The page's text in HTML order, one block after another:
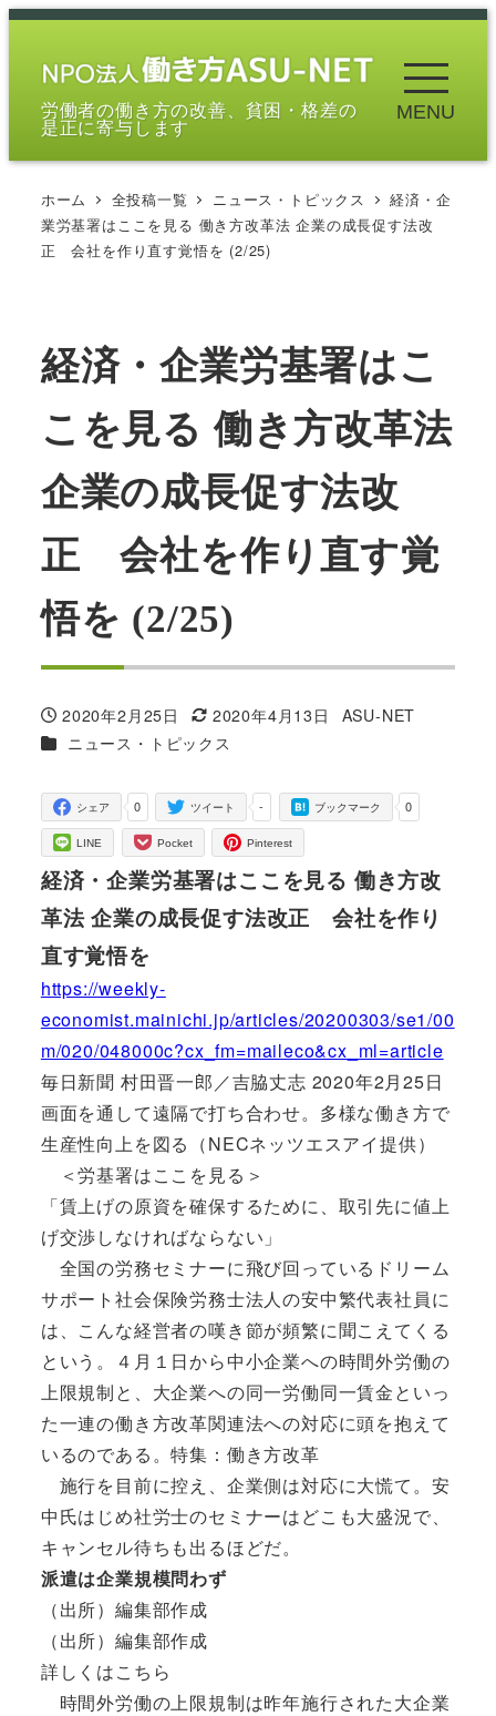
メ
労働者の働き方の改善、貧困・格差の
是正に寄与します
MENU
ホーム 全投稿一覧 ニュース・トピックス
経済・企
業労基署はここを見る 働き方改革法 企業の成長促す法改
正 会社を作り直す覚悟を (2/25)
経済・企業労基署はこ
こを見る 働き方改革法
企業の成長促す法改
正 会社を作り直す覚
悟を (2/25)
投稿日
2020年2月25日
更新日
2020年4月13日
著
ASU-NET
カテゴリー
ニュース・トピックス
0
シェア -
ツイート 0
ブックマーク
LINE Pocket Pinterest
経済・企業労基署はここを見る 働き方改
革法 企業の成長促す法改正 会社を作り
直す覚悟を
https://weekly-
economist.mainichi.jp/articles/20200303/se1/00
m/020/048000c?cx_fm=maileco&cx_ml=article
毎日新聞 村田晋一郎／吉脇丈志 2020年2月25日
画面を通して遠隔で打ち合わせ。多様な働き方で
生産性向上を図る（NECネッツエスアイ提供）
＜労基署はここを見る＞
「賃上げの原資を確保するために、取引先に値上
げ交渉しなければならない」
全国の労務セミナーに飛び回っているドリーム
サポート社会保険労務士法人の安中繁代表社員に
は、こんな経営者の嘆き節が頻繁に聞こえてくる
という。４月１日から中小企業への時間外労働の
上限規制と、大企業への同一労働同一賃金といっ
た一連の働き方改革関連法への対応に頭を抱えて
いるのである。特集：働き方改革
施行を目前に控え、企業側は対応に大慌て。安
中氏はじめ社労士のセミナーはどこも大盛況で、
キャンセル待ちも出るほどだ。
派遣は企業規模問わず
（出所）編集部作成
（出所）編集部作成
詳しくはこちら
時間外労働の上限規制は昨年施行された大企業